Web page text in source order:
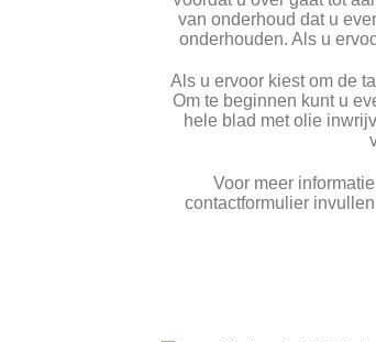
van onderhoud dat u
onderhouden. Als u
Als u ervoor kiest om de
Om te beginnen kunt u
hele blad met olie
Voor meer
contactformulier